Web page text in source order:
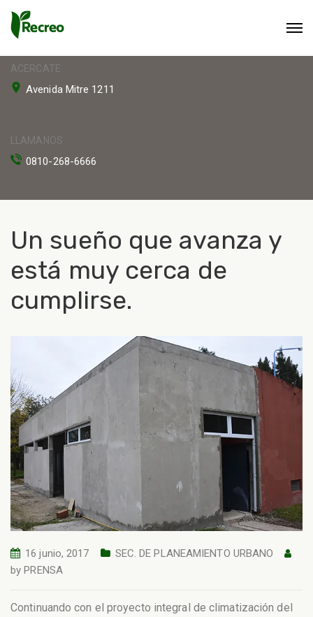
ACERCATE
Avenida Mitre 1211
LLAMANOS
0810-268-6666
Un sueño que avanza y
está muy cerca de
cumplirse.
16 junio, 2017
SEC. DE PLANEAMIENTO URBANO
byPRENSA
Continuando con el proyecto integral de climatización del